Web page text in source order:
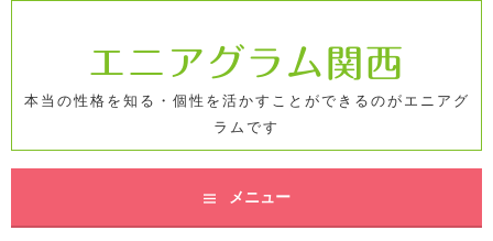
ス
ッ
エニアグラム関西
本当の性格を知る・個性を活かすことができるのがエニアグ
ラムです
メニュー